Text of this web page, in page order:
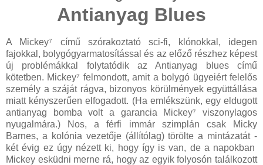
Antianyag Blues
A Mickey⁷ című szórakoztató sci-fi, klónokkal, idegen
fajokkal, bolygógyarmatosítással és az előző részhez képest
új problémákkal folytatódik az Antianyag blues című
kötetben. Mickey⁷ felmondott, amit a bolygó ügyeiért felelős
személy a száját rágva, bizonyos körülmények együttállása
miatt kényszerűen elfogadott. (Ha emlékszünk, egy eldugott
antianyag bomba volt a garancia Mickey⁷ viszonylagos
nyugalmára.) Nos, a férfi immár szimplán csak Micky
Barnes, a kolónia vezetője (állítólag) törölte a mintázatát -
két évig ez úgy nézett ki, hogy így is van, de a napokban
Mickey esküdni merne rá, hogy az egyik folyosón találkozott